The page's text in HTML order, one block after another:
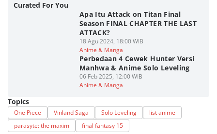
Curated For You
Apa Itu Attack on Titan Final
Season FINAL CHAPTER THE LAST
ATTACK?
18 Agu 2024, 18:00 WIB
Anime & Manga
Perbedaan 4 Cewek Hunter Versi
Manhwa & Anime Solo Leveling
06 Feb 2025, 12:00 WIB
Anime & Manga
Topics
One Piece Vinland Saga Solo Leveling
list anime
parasyte: the maxim
final fantasy 15